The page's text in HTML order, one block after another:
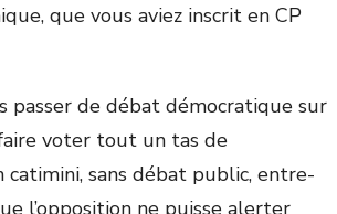
que vous aviez inscrit en CP
passer de débat démocratique sur
voter tout un tas de
sans débat public, entre-
l’opposition ne puisse alerter